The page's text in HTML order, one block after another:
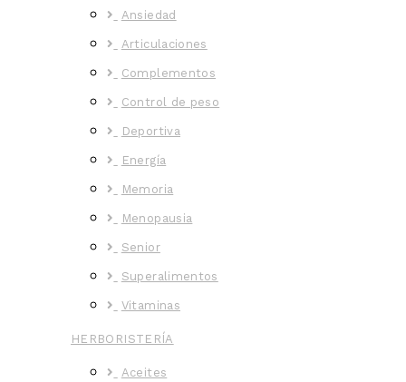
Ansiedad
Articulaciones
Complementos
Control de peso
Deportiva
Energía
Memoria
Menopausia
Senior
Superalimentos
Vitaminas
HERBORISTERÍA
Aceites